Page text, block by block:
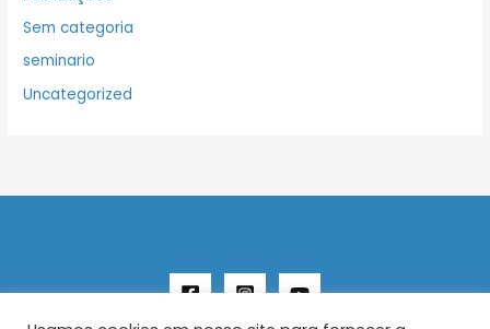
Sem categoria
seminario
Uncategorized